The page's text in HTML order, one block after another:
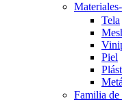
Tela
Piel
Familia de